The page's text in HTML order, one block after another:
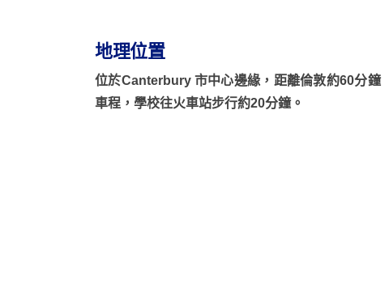
地理位置
位於Canterbury 市中心邊緣，距離倫敦約60分鐘
車程，學校往火車站步行約20分鐘。